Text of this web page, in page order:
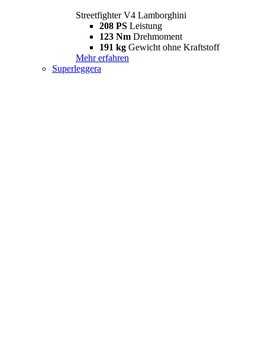
Streetfighter V4 Lamborghini
208 PS Leistung
123 Nm Drehmoment
191 kg Gewicht ohne Kraftstoff
Mehr erfahren
Superleggera